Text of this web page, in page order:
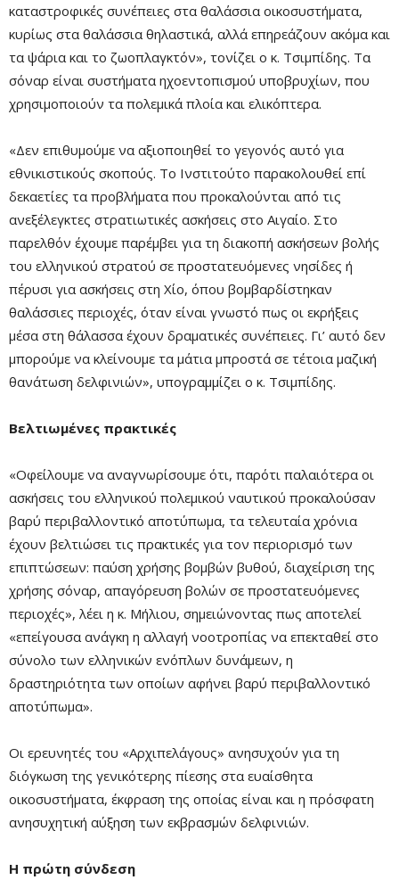
καταστροφικές συνέπειες στα θαλάσσια οικοσυστήματα,
κυρίως στα θαλάσσια θηλαστικά, αλλά επηρεάζουν ακόμα και
τα ψάρια και το ζωοπλαγκτόν», τονίζει ο κ. Τσιμπίδης. Τα
σόναρ είναι συστήματα ηχοεντοπισμού υποβρυχίων, που
χρησιμοποιούν τα πολεμικά πλοία και ελικόπτερα.
«Δεν επιθυμούμε να αξιοποιηθεί το γεγονός αυτό για
εθνικιστικούς σκοπούς. Το Ινστιτούτο παρακολουθεί επί
δεκαετίες τα προβλήματα που προκαλούνται από τις
ανεξέλεγκτες στρατιωτικές ασκήσεις στο Αιγαίο. Στο
παρελθόν έχουμε παρέμβει για τη διακοπή ασκήσεων βολής
του ελληνικού στρατού σε προστατευόμενες νησίδες ή
πέρυσι για ασκήσεις στη Χίο, όπου βομβαρδίστηκαν
θαλάσσιες περιοχές, όταν είναι γνωστό πως οι εκρήξεις
μέσα στη θάλασσα έχουν δραματικές συνέπειες. Γι’ αυτό δεν
μπορούμε να κλείνουμε τα μάτια μπροστά σε τέτοια μαζική
θανάτωση δελφινιών», υπογραμμίζει ο κ. Τσιμπίδης.
Βελτιωμένες πρακτικές
«Οφείλουμε να αναγνωρίσουμε ότι, παρότι παλαιότερα οι
ασκήσεις του ελληνικού πολεμικού ναυτικού προκαλούσαν
βαρύ περιβαλλοντικό αποτύπωμα, τα τελευταία χρόνια
έχουν βελτιώσει τις πρακτικές για τον περιορισμό των
επιπτώσεων: παύση χρήσης βομβών βυθού, διαχείριση της
χρήσης σόναρ, απαγόρευση βολών σε προστατευόμενες
περιοχές», λέει η κ. Μήλιου, σημειώνοντας πως αποτελεί
«επείγουσα ανάγκη η αλλαγή νοοτροπίας να επεκταθεί στο
σύνολο των ελληνικών ενόπλων δυνάμεων, η
δραστηριότητα των οποίων αφήνει βαρύ περιβαλλοντικό
αποτύπωμα».
Οι ερευνητές του «Αρχιπελάγους» ανησυχούν για τη
διόγκωση της γενικότερης πίεσης στα ευαίσθητα
οικοσυστήματα, έκφραση της οποίας είναι και η πρόσφατη
ανησυχητική αύξηση των εκβρασμών δελφινιών.
Η πρώτη σύνδεση